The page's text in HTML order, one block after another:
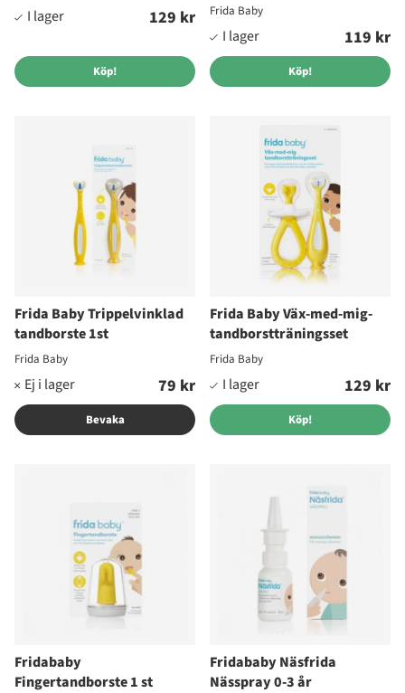
129 kr
Köp!
Frida Baby
119 kr
Köp!
Frida Baby Trippelvinklad
tandborste 1st
Frida Baby
79 kr
Bevaka
Frida Baby Väx-med-mig-
tandborstträningsset
Frida Baby
129 kr
Köp!
Fridababy
Fingertandborste 1 st
Fridababy Näsfrida
Nässpray 0-3 år